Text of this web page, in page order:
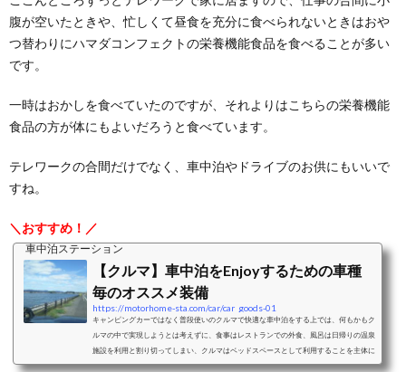
腹が空いたときや、忙しくて昼食を充分に食べられないときはおや
つ替わりにハマダコンフェクトの栄養機能食品を食べることが多い
です。
一時はおかしを食べていたのですが、それよりはこちらの栄養機能
食品の方が体にもよいだろうと食べています。
テレワークの合間だけでなく、車中泊やドライブのお供にもいいで
すね。
＼おすすめ！／
車中泊ステーション
【クルマ】車中泊をEnjoyするための車種
毎のオススメ装備
https://motorhome-sta.com/car/car_goods-01
キャンピングカーではなく普段使いのクルマで快適な車中泊をする上では、何もかもク
ルマの中で実現しようとは考えずに、食事はレストランでの外食、風呂は日帰りの温泉
施設を利用と割り切ってしまい、クルマはベッドスペースとして利用することを主体に
考えることをおすすめします。ベッドスペースとして利用することを考えた際の車中泊